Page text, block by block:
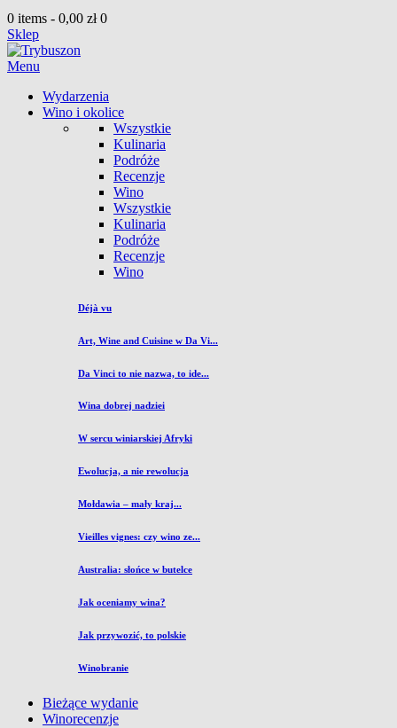
0 items - 0,00 zł 0
Sklep
Menu
Wydarzenia
Wino i okolice
Wszystkie
Kulinaria
Podróże
Recenzje
Wino
Wszystkie
Kulinaria
Podróże
Recenzje
Wino
Déjà vu
Art, Wine and Cuisine w Da Vi...
Da Vinci to nie nazwa, to ide...
Wina dobrej nadziei
W sercu winiarskiej Afryki
Ewolucja, a nie rewolucja
Mołdawia – mały kraj...
Vieilles vignes: czy wino ze...
Australia: słońce w butelce
Jak oceniamy wina?
Jak przywozić, to polskie
Winobranie
Bieżące wydanie
Winorecenzje